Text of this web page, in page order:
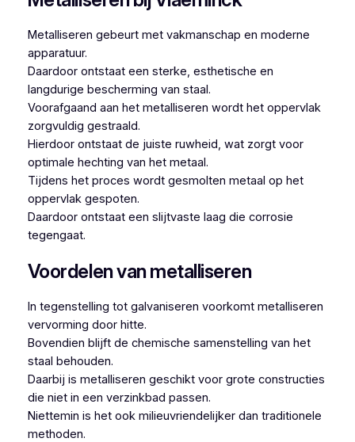
Metalliseren gebeurt met vakmanschap en moderne
apparatuur.
Daardoor ontstaat een sterke, esthetische en
langdurige bescherming van staal.
Voorafgaand aan het metalliseren wordt het oppervlak
zorgvuldig gestraald.
Hierdoor ontstaat de juiste ruwheid, wat zorgt voor
optimale hechting van het metaal.
Tijdens het proces wordt gesmolten metaal op het
oppervlak gespoten.
Daardoor ontstaat een slijtvaste laag die corrosie
tegengaat.
Voordelen van metalliseren
In tegenstelling tot galvaniseren voorkomt metalliseren
vervorming door hitte.
Bovendien blijft de chemische samenstelling van het
staal behouden.
Daarbij is metalliseren geschikt voor grote constructies
die niet in een verzinkbad passen.
Niettemin is het ook milieuvriendelijker dan traditionele
methoden.